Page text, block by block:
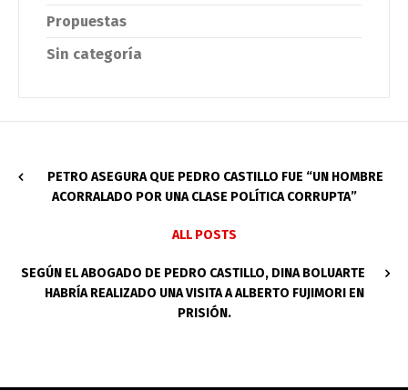
Propuestas
Sin categoría
PETRO ASEGURA QUE PEDRO CASTILLO FUE “UN HOMBRE
ACORRALADO POR UNA CLASE POLÍTICA CORRUPTA”
ALL POSTS
SEGÚN EL ABOGADO DE PEDRO CASTILLO, DINA BOLUARTE
HABRÍA REALIZADO UNA VISITA A ALBERTO FUJIMORI EN
PRISIÓN.